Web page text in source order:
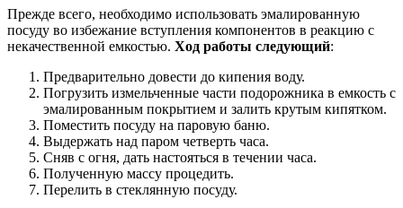
Прежде всего, необходимо использовать эмалированную
посуду во избежание вступления компонентов в реакцию с
некачественной емкостью. Ход работы следующий:
Предварительно довести до кипения воду.
Погрузить измельченные части подорожника в емкость с
эмалированным покрытием и залить крутым кипятком.
Поместить посуду на паровую баню.
Выдержать над паром четверть часа.
Сняв с огня, дать настояться в течении часа.
Полученную массу процедить.
Перелить в стеклянную посуду.